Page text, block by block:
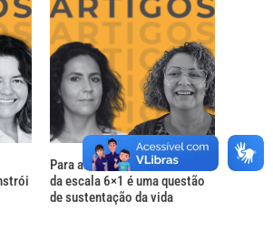
Para além do descanso: o fim
da escala 6×1 é uma questão
de sustentação da vida